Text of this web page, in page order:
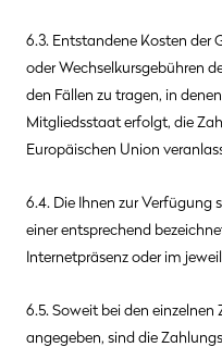
6.3. Entstandene Kosten der
oder Wechselkursgebühren
den Fällen zu tragen, in
Mitgliedsstaat erfolgt, die
Europäischen Union
6.4. Die Ihnen zur Verfügung
einer entsprechend
Internetpräsenz oder im
6.5. Soweit bei den
angegeben, sind die